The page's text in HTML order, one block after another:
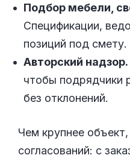
Подбор мебели,
Спецификации,
позиций под смету.
Авторский надзор.
чтобы подрядчики
без отклонений.
Чем крупнее
согласований: с